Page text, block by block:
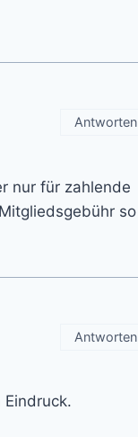
nur für zahlende
so
Antworten
Antworten